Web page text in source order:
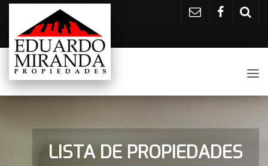
LISTA DE PROPIEDADES